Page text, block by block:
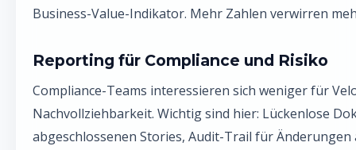
Business-Value-Indikator. Mehr Zahlen verwirren
Reporting für Compliance und Risiko
Compliance-Teams interessieren sich weniger für
Nachvollziehbarkeit. Wichtig sind hier: Lückenlose
abgeschlossenen Stories, Audit-Trail für